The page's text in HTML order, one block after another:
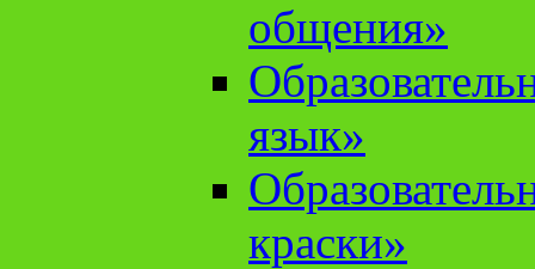
общения»
язык»
краски»